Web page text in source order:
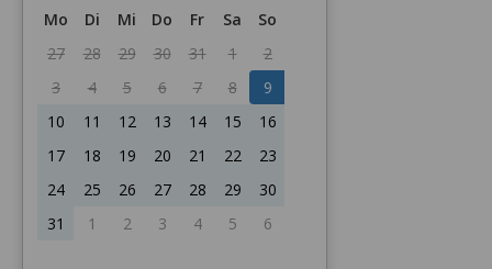
Mo
Di Mi Do Fr Sa
So
27
28 29 30 31 1
2
3
4 5 6 7 8
9
10
11 12 13 14 15
16
17
18 19 20 21 22
23
24
25 26 27 28 29
30
31
1 2 3 4 5 6